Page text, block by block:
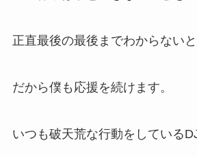
正直最後の最後までわからないと
だから僕も応援を続けます。
いつも破天荒な行動をしている